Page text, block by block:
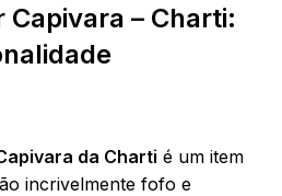
– Charti:
da Charti é um item
incrivelmente fofo e